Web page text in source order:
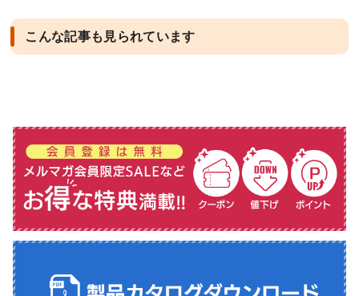
こんな記事も見られています